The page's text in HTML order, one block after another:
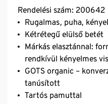
Rendelési szám: 200642
Rugalmas, puha,
Kétrétegű elülső betét
Márkás elasztánnal:
rendkívül kényelmes
GOTS organic –
tanúsított
Tartós pamuttal